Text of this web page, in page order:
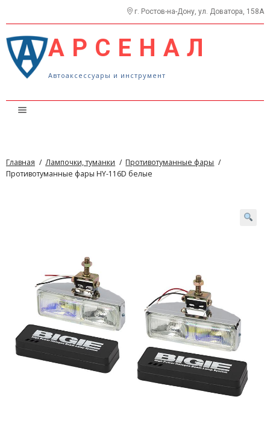
г. Ростов-на-Дону, ул. Доватора, 158А
АРСЕНАЛ
Автоаксессуары и инструмент
О нас
Контакты
Главная / Лампочки, туманки / Противотуманные фары /
Противотуманные фары HY-116D белые